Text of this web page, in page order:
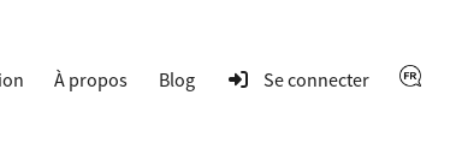
À propos Blog Se connecter